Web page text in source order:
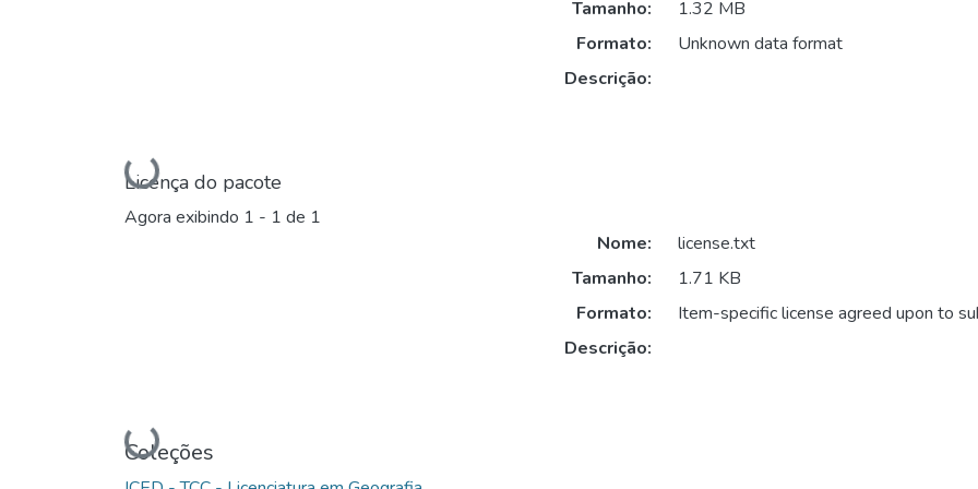
Carregando...
Tamanho:
1.32 MB
Formato:
Unknown data format
Descrição:
Licença do pacote
Agora exibindo 1 - 1 de 1
Nome:
license.txt
Tamanho:
1.71 KB
Formato:
Item-specific license agreed upon to
Descrição:
Coleções